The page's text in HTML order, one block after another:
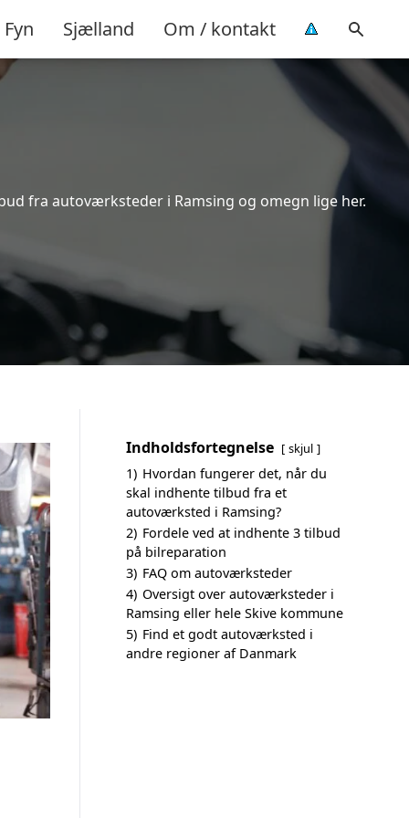
Fyn Sjælland Om / kontakt
fra autoværksteder i Ramsing og omegn lige her.
Indholdsfortegnelse skjul
1) Hvordan fungerer det, når du
skal indhente tilbud fra et
autoværksted i Ramsing?
2) Fordele ved at indhente 3 tilbud
på bilreparation
3) FAQ om autoværksteder
4) Oversigt over autoværksteder i
Ramsing eller hele Skive kommune
5) Find et godt autoværksted i
andre regioner af Danmark